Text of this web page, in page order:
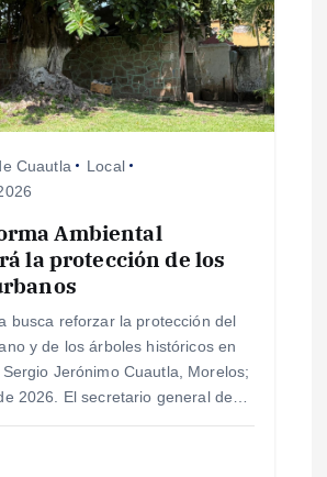
Cuautla
Local
Ambiental
la protección de los
busca reforzar la protección del
y de los árboles históricos en
Jerónimo Cuautla, Morelos;
2026. El secretario general de…